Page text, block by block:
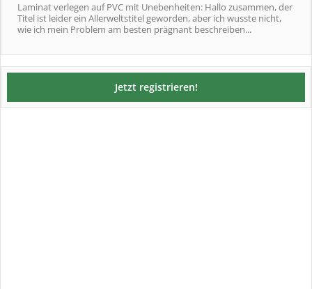
Laminat verlegen auf PVC mit Unebenheiten: Hallo zusammen, der
Titel ist leider ein Allerweltstitel geworden, aber ich wusste nicht,
wie ich mein Problem am besten prägnant beschreiben...
Jetzt registrieren!